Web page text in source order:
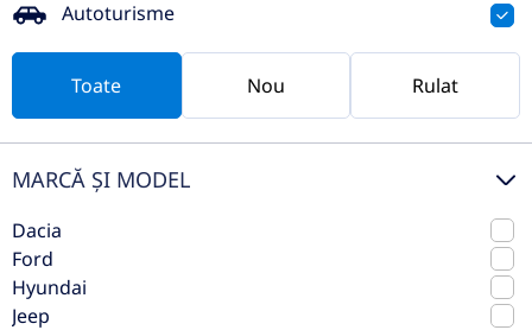
nou
Autoturisme
Toate Nou Rulat
MARCĂ ȘI MODEL
Dacia
Ford
Hyundai
Jeep